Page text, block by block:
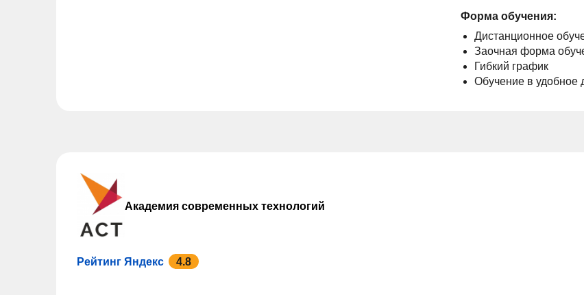
Форма обучения:
Дистанционное
Заочная форма
Гибкий график
Обучение в удобное
Академия современных технологий
Рейтинг Яндекс 4.8